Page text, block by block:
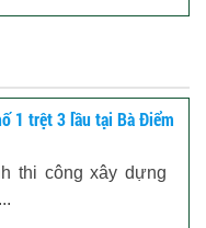
1 trệt 3 lầu tại Bà Điểm
thi công xây dựng